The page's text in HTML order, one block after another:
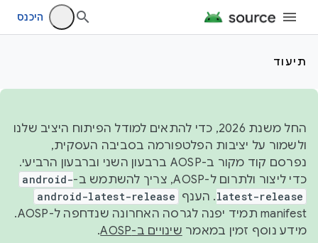
היכנס
תיעוד
החל משנת 2026, כדי להתאים למודל הפיתוח היציב שלנו
ולשמור על יציבות הפלטפורמה בסביבה העסקית,
נפרסם קוד מקור ב-AOSP ברבעון השני וברבעון הרביעי.
כדי ליצור ולתרום ל-AOSP, צריך להשתמש ב-
android-
latest-release. הענף android-latest-release
manifest תמיד יפנה לגרסה האחרונה שנדחפה ל-AOSP.
מידע נוסף זמין במאמר שינויים ב-AOSP .